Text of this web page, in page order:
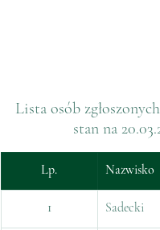
Lista osób
stan na
Lp. Nazwisko
1 Sadecki